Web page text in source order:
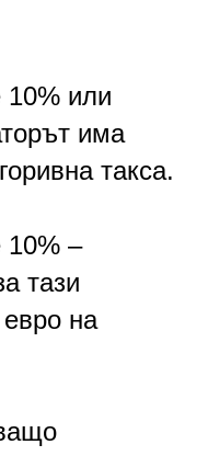
10% или
има
такса.
10% –
тази
на